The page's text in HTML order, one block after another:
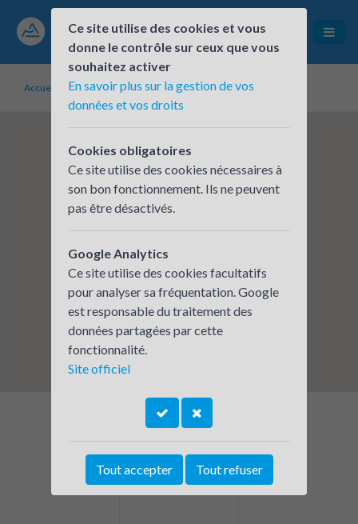
Accueil Établissements inscrits Hydreka Groupe Claire
Ce site utilise des cookies et vous
donne le contrôle sur ceux que vous
souhaitez activer
En savoir plus sur la gestion de vos
données et vos droits
Cookies obligatoires
Ce site utilise des cookies nécessaires à
son bon fonctionnement. Ils ne peuvent
pas être désactivés.
Google Analytics
Ce site utilise des cookies facultatifs
pour analyser sa fréquentation. Google
est responsable du traitement des
données partagées par cette
fonctionnalité.
Site officiel
Tout accepter Tout refuser